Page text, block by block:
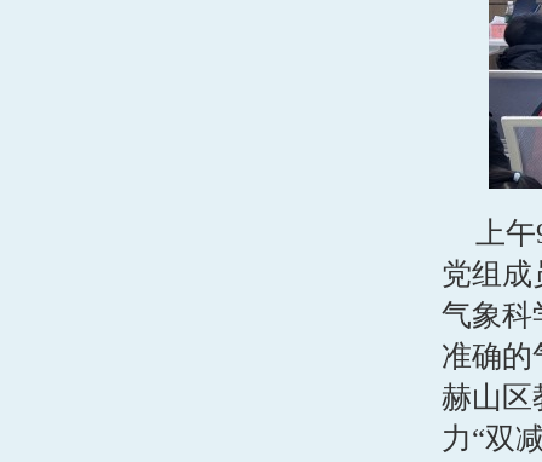
上
党组成
气象科
准确的
赫山区
力“双